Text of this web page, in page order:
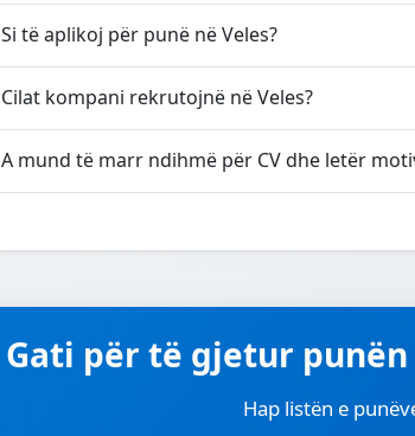
Si të aplikoj për punë në Veles?
Cilat kompani rekrutojnë në Veles?
A mund të marr ndihmë për CV dhe letër
Gati për të gjetur punën
Hap listën e